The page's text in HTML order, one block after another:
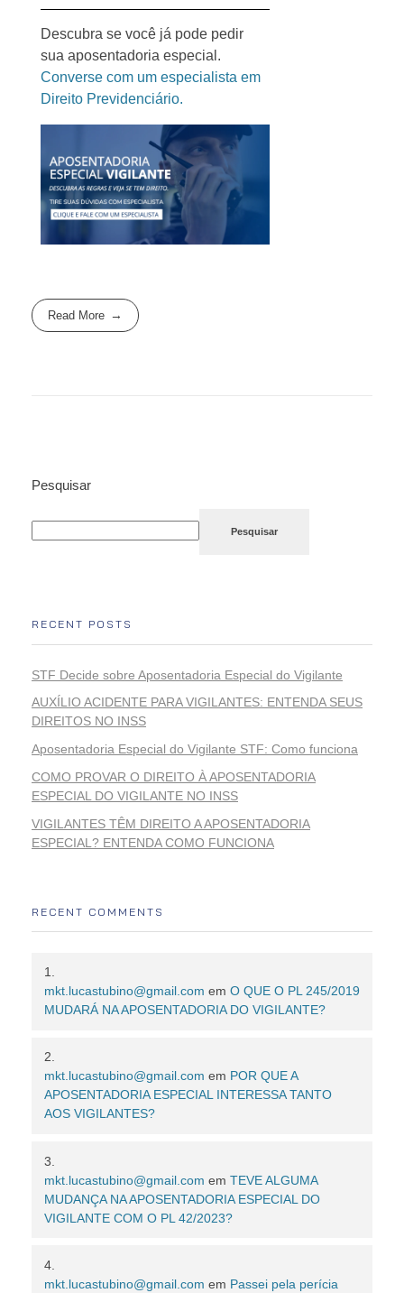
Descubra se você já pode pedir
sua aposentadoria especial.
Converse com um especialista em
Direito Previdenciário.
Read More
Pesquisar
Pesquisar
RECENT POSTS
STF Decide sobre Aposentadoria Especial do Vigilante
AUXÍLIO ACIDENTE PARA VIGILANTES: ENTENDA SEUS
DIREITOS NO INSS
Aposentadoria Especial do Vigilante STF: Como funciona
COMO PROVAR O DIREITO À APOSENTADORIA
ESPECIAL DO VIGILANTE NO INSS
VIGILANTES TÊM DIREITO A APOSENTADORIA
ESPECIAL? ENTENDA COMO FUNCIONA
RECENT COMMENTS
mkt.lucastubino@gmail.com em O QUE O PL 245/2019
MUDARÁ NA APOSENTADORIA DO VIGILANTE?
mkt.lucastubino@gmail.com em POR QUE A
APOSENTADORIA ESPECIAL INTERESSA TANTO
AOS VIGILANTES?
mkt.lucastubino@gmail.com em TEVE ALGUMA
MUDANÇA NA APOSENTADORIA ESPECIAL DO
VIGILANTE COM O PL 42/2023?
mkt.lucastubino@gmail.com em Passei pela perícia